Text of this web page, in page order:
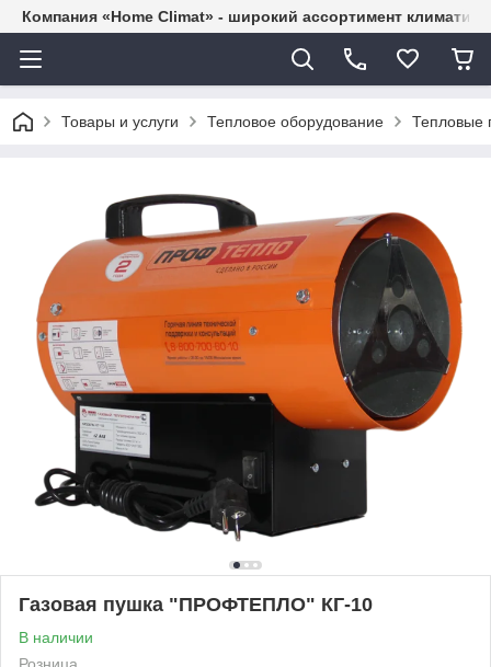
Компания «Home Climat» - широкий ассортимент
Товары и услуги Тепловое оборудование Тепловые
Газовая пушка "ПРОФТЕПЛО" КГ-10
В наличии
Розница